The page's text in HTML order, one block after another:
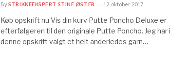
BySTRIKKEEKSPERT STINE ØSTER 12. oktober 2017
Køb opskrift nu Vis din kurv Putte Poncho Deluxe er
efterfølgeren til den originale Putte Poncho. Jeg har i
denne opskrift valgt et helt anderledes garn…